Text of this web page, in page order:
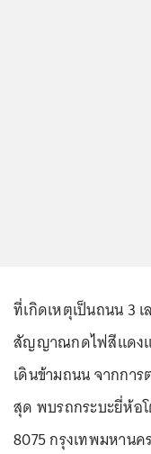
ที่เกิดเหตุเป็นถนน 3
สัญญาณกดไฟสีแดงแ
เดินข้ามถนน จากกา
สุด พบรถกระบะยี่ห้อโ
8075 กรุงเทพมหาน